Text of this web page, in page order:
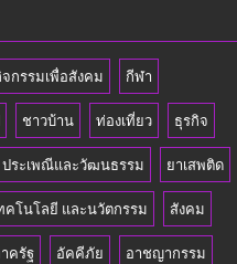
กรรมเพื่อสังคม กีฬา
ชาวบ้าน ท่องเที่ยว ธุรกิจ
ประเพณีและวัฒนธรรม ยาเสพติด
คโนโลยี และนวัตกรรม สังคม
ครัฐ อัคคีภัย อาชญากรรม